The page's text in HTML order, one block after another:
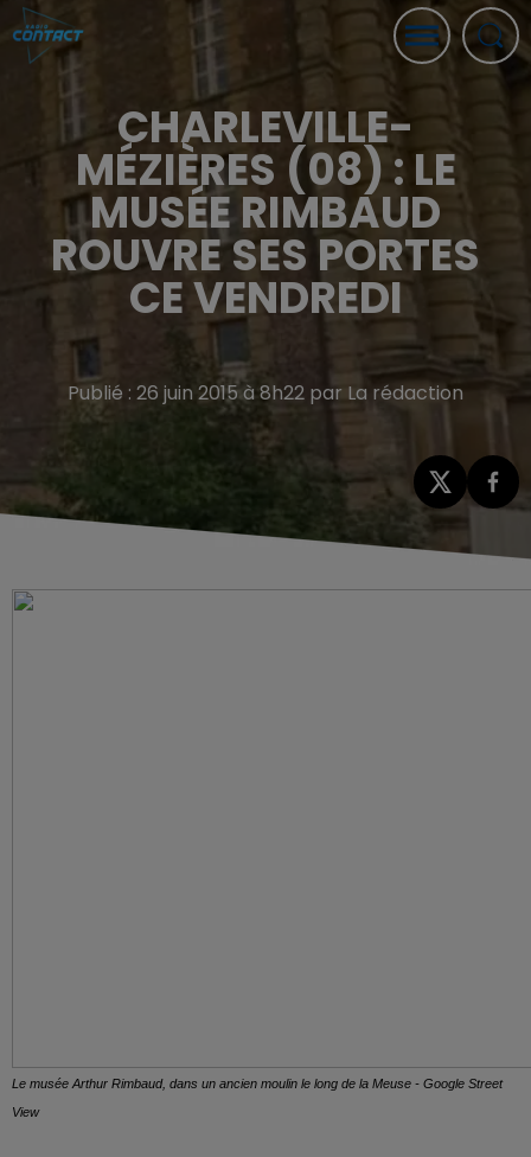
CHARLEVILLE-
MÉZIÈRES (08) : LE
MUSÉE RIMBAUD
ROUVRE SES PORTES
CE VENDREDI
Publié : 26 juin 2015 à 8h22 par La rédaction
Le musée Arthur Rimbaud, dans un ancien moulin le long de la Meuse - Google Street
View